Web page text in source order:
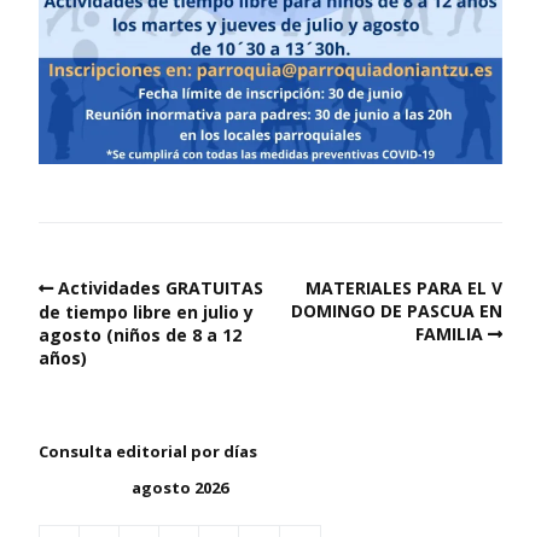
Actividades GRATUITAS
de tiempo libre en julio y
agosto (niños de 8 a 12
años)
MATERIALES PARA EL V
DOMINGO DE PASCUA EN
FAMILIA
Consulta editorial por días
agosto 2026